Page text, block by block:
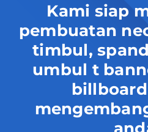
Kami siap
pembuatan
timbul,
umbul t